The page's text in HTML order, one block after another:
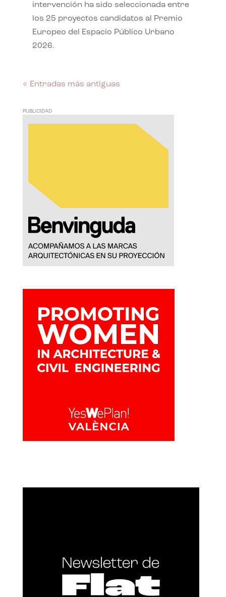
intervención ha sido seleccionada entre
los 25 proyectos candidatos al Premio
Europeo del Espacio Público Urbano
2026.
« Entradas más antiguas
PUBLICIDAD